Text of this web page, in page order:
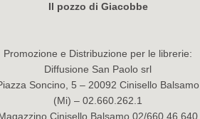
Il pozzo di Giacobbe
Promozione e Distribuzione per le librerie:
Diffusione San Paolo srl
Soncino, 5 – 20092 Cinisello Balsamo
(Mi) – 02.660.262.1
Cinisello Balsamo 02/660.46.640